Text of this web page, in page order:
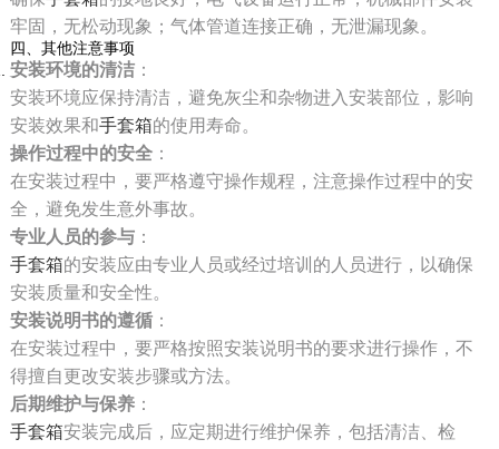
牢固，无松动现象；气体管道连接正确，无泄漏现象。
四、其他注意事项
安装环境的清洁：
安装环境应保持清洁，避免灰尘和杂物进入安装部位，影响
安装效果和手套箱的使用寿命。
操作过程中的安全：
在安装过程中，要严格遵守操作规程，注意操作过程中的安
全，避免发生意外事故。
专业人员的参与：
手套箱的安装应由专业人员或经过培训的人员进行，以确保
安装质量和安全性。
安装说明书的遵循：
在安装过程中，要严格按照安装说明书的要求进行操作，不
得擅自更改安装步骤或方法。
后期维护与保养：
手套箱安装完成后，应定期进行维护保养，包括清洁、检